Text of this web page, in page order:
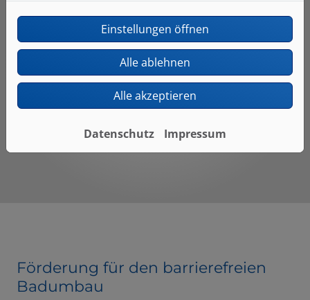
Individuelle & hochwertige Badplanung
Professionelle Installation
Gutes Preis-Leistungs-Verhältnis
Fairer Gesamtpreis
Förderung für den barrierefreien
Badumbau
Einstellungen öffnen
Alle ablehnen
Alle akzeptieren
Datenschutz Impressum